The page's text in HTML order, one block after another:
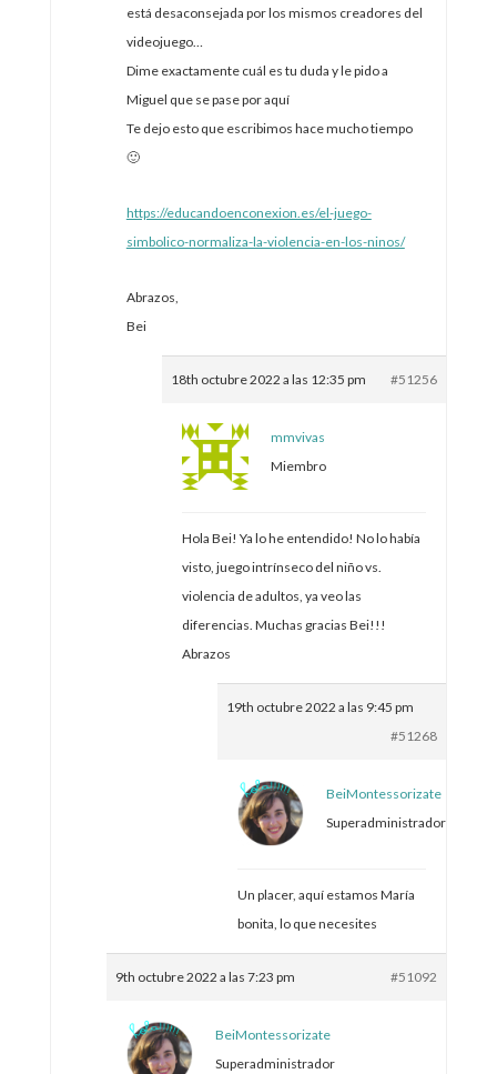
está desaconsejada por los mismos creadores del
videojuego…
Dime exactamente cuál es tu duda y le pido a
Miguel que se pase por aquí
Te dejo esto que escribimos hace mucho tiempo
🙂
https://educandoenconexion.es/el-juego-
simbolico-normaliza-la-violencia-en-los-ninos/
Abrazos,
Bei
18th octubre 2022 a las 12:35 pm #51256
mmvivas
Miembro
Hola Bei! Ya lo he entendido! No lo había
visto, juego intrínseco del niño vs.
violencia de adultos, ya veo las
diferencias. Muchas gracias Bei!!!
Abrazos
19th octubre 2022 a las 9:45 pm
#51268
BeiMontessorizate
Superadministrador
Un placer, aquí estamos María
bonita, lo que necesites
9th octubre 2022 a las 7:23 pm #51092
BeiMontessorizate
Superadministrador